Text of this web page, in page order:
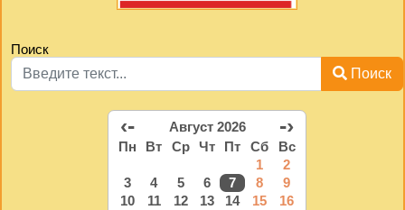
Поиск
Поиск
‹- Август 2026 -›
Пн Вт Ср Чт Пт Сб
Вс
1
2
3
4 5 6 7 8
9
10
11 12 13 14 15
16